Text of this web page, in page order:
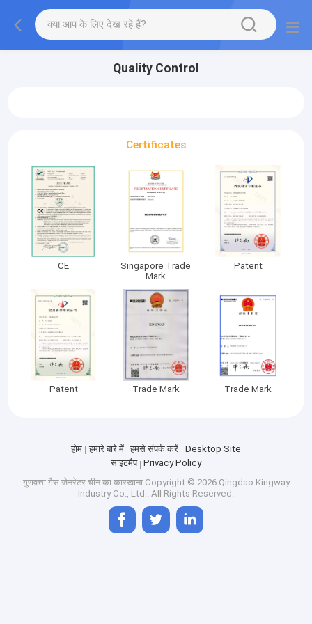
Quality Control
Certificates
CE
Singapore Trade
Mark
Patent
Patent Trade Mark Trade Mark
होम हमारे बारे में हमसे संपर्क करें
Desktop Site
साइटमैप
Privacy Policy
गुणवत्ता गैस जेनरेटरचीन का कारखाना.Copyright © 2026 Qingdao Kingway
Industry Co., Ltd.. All Rights Reserved.